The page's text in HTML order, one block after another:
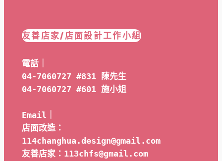
友善店家/店面設計工作小組
電話｜
04-7060727 #831 陳先生
04-7060727 #601 施小姐
Email｜
店面改造：
114changhua.design@gmail.com
友善店家：113chfs@gmail.com